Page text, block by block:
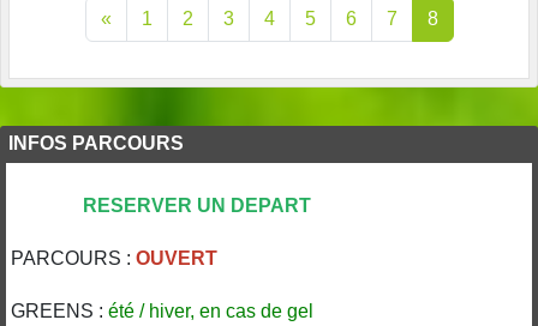
« 1 2 3 4 5 6 7 8
INFOS PARCOURS
RESERVER UN DEPART
PARCOURS : OUVERT
GREENS : été / hiver, en cas de gel